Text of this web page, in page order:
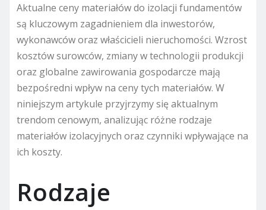
Aktualne ceny materiałów do izolacji fundamentów
są kluczowym zagadnieniem dla inwestorów,
wykonawców oraz właścicieli nieruchomości. Wzrost
kosztów surowców, zmiany w technologii produkcji
oraz globalne zawirowania gospodarcze mają
bezpośredni wpływ na ceny tych materiałów. W
niniejszym artykule przyjrzymy się aktualnym
trendom cenowym, analizując różne rodzaje
materiałów izolacyjnych oraz czynniki wpływające na
ich koszty.
Rodzaje